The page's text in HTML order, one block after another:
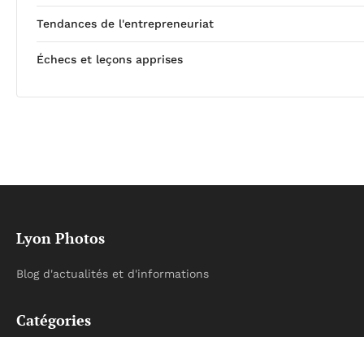
Tendances de l'entrepreneuriat
Échecs et leçons apprises
Lyon Photos
Blog d'actualités et d'informations
Catégories